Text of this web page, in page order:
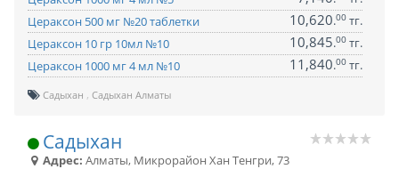
Цераксон 500 мг №20 таблетки
10,620.00 тг.
Цераксон 10 гр 10мл №10
10,845.00 тг.
Цераксон 1000 мг 4 мл №10
11,840.00 тг.
Садыхан Садыхан Алматы
Садыхан
Адрес: Алматы, Микрорайон Хан Тенгри, 73